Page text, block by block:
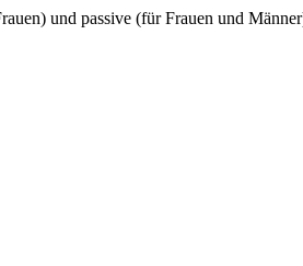
und passive (für Frauen und